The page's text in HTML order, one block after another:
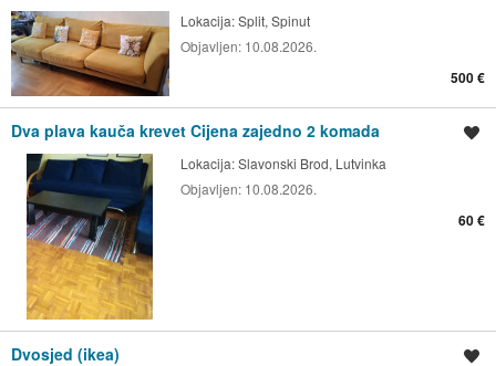
Lokacija:Split, Spinut
Objavljen: 10.08.2026.
500 €
Dva plava kauča krevet Cijena zajedno 2 komada
Lokacija:Slavonski Brod, Lutvinka
Objavljen: 10.08.2026.
60 €
Dvosjed (ikea)